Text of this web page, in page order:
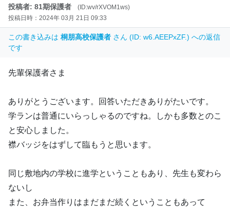
投稿者: 81期保護者
(ID:wv/rXVOM1ws)
投稿日時：2024年 03月 21日 09:33
この書き込みは 桐朋高校保護者 さん (ID: w6.AEEPxZF.) への返信
です
先輩保護者さま
ありがとうございます。回答いただきありがたいです。
学ランは普通にいらっしゃるのですね。しかも多数とのこ
と安心しました。
襟バッジをはずして臨もうと思います。
同じ敷地内の学校に進学ということもあり、先生も変わら
ないし
また、お弁当作りはまだまだ続くということもあって